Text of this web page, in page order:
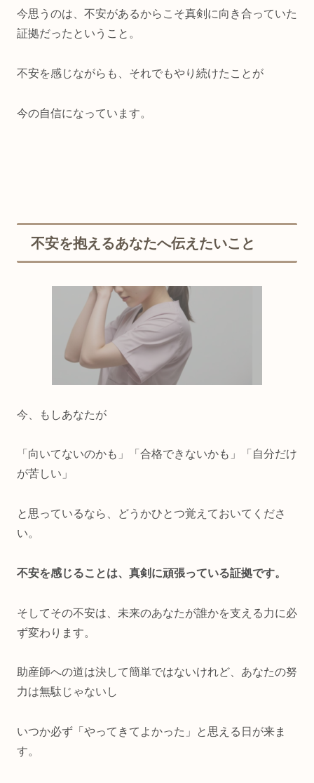
今思うのは、不安があるからこそ真剣に向き合っていた
証拠だったということ。
不安を感じながらも、それでもやり続けたことが
今の自信になっています。
不安を抱えるあなたへ伝えたいこと
今、もしあなたが
「向いてないのかも」「合格できないかも」「自分だけ
が苦しい」
と思っているなら、どうかひとつ覚えておいてくださ
い。
不安を感じることは、真剣に頑張っている証拠です。
そしてその不安は、未来のあなたが誰かを支える力に必
ず変わります。
助産師への道は決して簡単ではないけれど、あなたの努
力は無駄じゃないし
いつか必ず「やってきてよかった」と思える日が来ま
す。